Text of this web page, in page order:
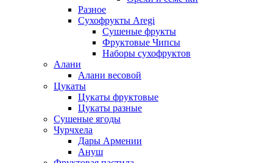
Разное
Сухофрукты Aregi
Сушеные фрукты
Фруктовые Чипсы
Наборы сухофруктов
Алани
Алани весовой
Цукаты
Цукаты фруктовые
Цукаты разные
Сушеные ягоды
Чурчхела
Дары Армении
Ануш